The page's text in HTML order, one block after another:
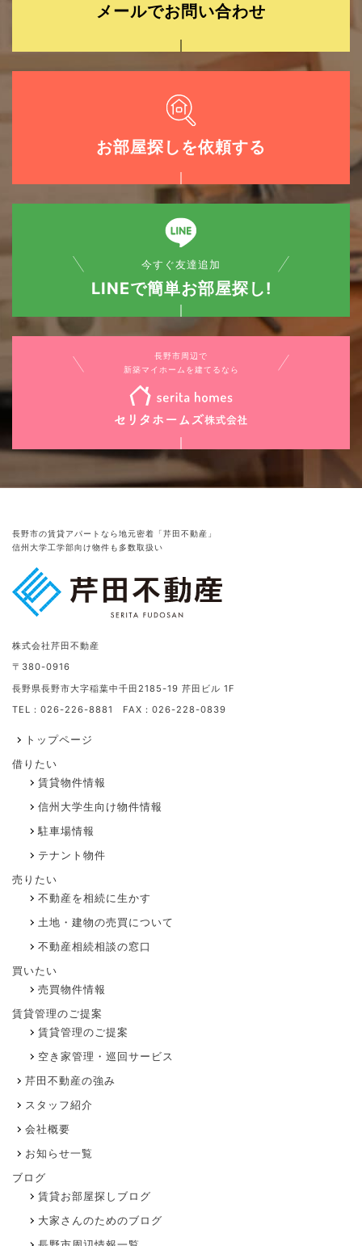
メールでお問い合わせ
お部屋探しを依頼する
今すぐ友達追加
LINEで簡単お部屋探し!
長野市周辺で
新築マイホームを建てるなら
長野市の賃貸アパートなら地元密着「芹田不動産」
信州大学工学部向け物件も多数取扱い
株式会社芹田不動産
〒380-0916
長野県長野市大字稲葉中千田2185-19 芹田ビル 1F
TEL：026-226-8881 FAX：026-228-0839
トップページ
借りたい
賃貸物件情報
信州大学生向け物件情報
駐車場情報
テナント物件
売りたい
不動産を相続に生かす
土地・建物の売買について
不動産相続相談の窓口
買いたい
売買物件情報
賃貸管理のご提案
賃貸管理のご提案
空き家管理・巡回サービス
芹田不動産の強み
スタッフ紹介
会社概要
お知らせ一覧
ブログ
賃貸お部屋探しブログ
大家さんのためのブログ